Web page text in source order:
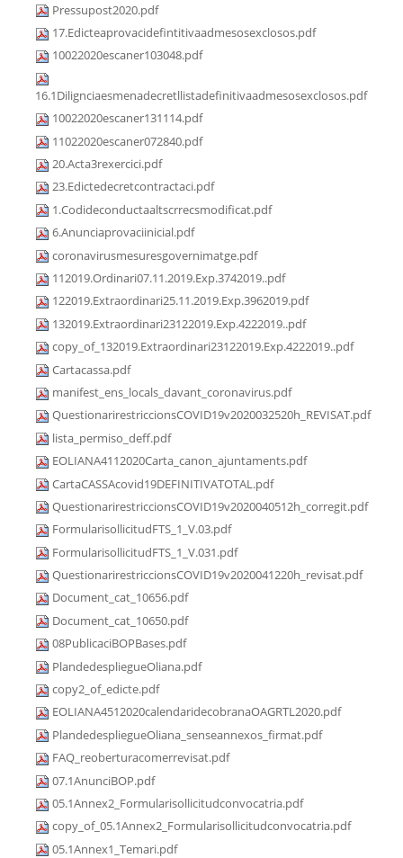
Pressupost2020.pdf
17.Edicteaprovacidefintitivaadmesosexclosos.pdf
10022020escaner103048.pdf
16.1Dilignciaesmenadecretllistadefinitivaadmesosexclosos.pdf
10022020escaner131114.pdf
11022020escaner072840.pdf
20.Acta3rexercici.pdf
23.Edictedecretcontractaci.pdf
1.Codideconductaaltscrrecsmodificat.pdf
6.Anunciaprovaciinicial.pdf
coronavirusmesuresgovernimatge.pdf
112019.Ordinari07.11.2019.Exp.3742019..pdf
122019.Extraordinari25.11.2019.Exp.3962019.pdf
132019.Extraordinari23122019.Exp.4222019..pdf
copy_of_132019.Extraordinari23122019.Exp.4222019..pdf
Cartacassa.pdf
manifest_ens_locals_davant_coronavirus.pdf
QuestionarirestriccionsCOVID19v2020032520h_REVISAT.pdf
lista_permiso_deff.pdf
EOLIANA4112020Carta_canon_ajuntaments.pdf
CartaCASSAcovid19DEFINITIVATOTAL.pdf
QuestionarirestriccionsCOVID19v2020040512h_corregit.pdf
FormularisollicitudFTS_1_V.03.pdf
FormularisollicitudFTS_1_V.031.pdf
QuestionarirestriccionsCOVID19v2020041220h_revisat.pdf
Document_cat_10656.pdf
Document_cat_10650.pdf
08PublicaciBOPBases.pdf
PlandedespliegueOliana.pdf
copy2_of_edicte.pdf
EOLIANA4512020calendaridecobranaOAGRTL2020.pdf
PlandedespliegueOliana_senseannexos_firmat.pdf
FAQ_reoberturacomerrevisat.pdf
07.1AnunciBOP.pdf
05.1Annex2_Formularisollicitudconvocatria.pdf
copy_of_05.1Annex2_Formularisollicitudconvocatria.pdf
05.1Annex1_Temari.pdf